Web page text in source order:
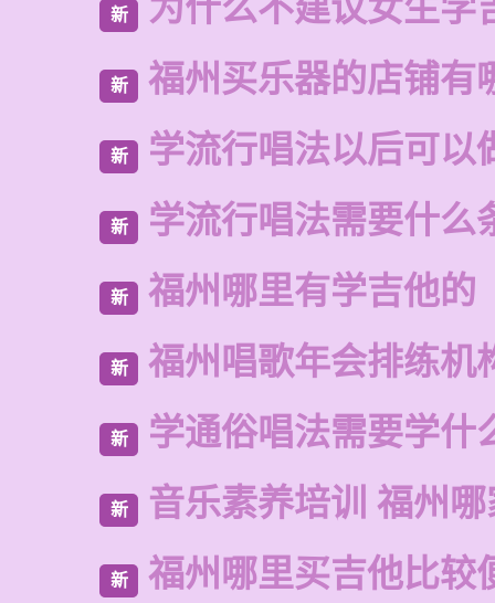
新 为什么不建议女生学
新 福州买乐器的店铺有
新 学流行唱法以后可以
新 学流行唱法需要什么
新 福州哪里有学吉他的
新 福州唱歌年会排练机
新 学通俗唱法需要学什
新 音乐素养培训 福州
新 福州哪里买吉他比较